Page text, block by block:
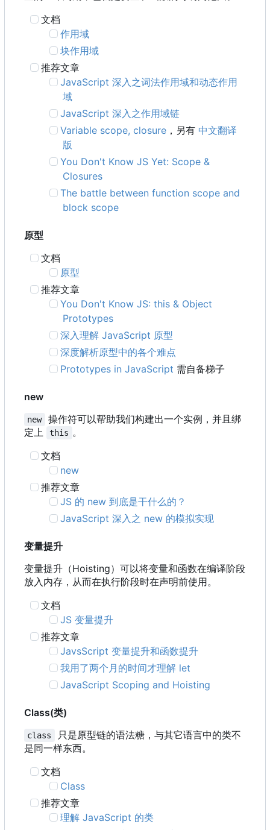
文档
作用域
块作用域
推荐文章
JavaScript 深入之词法作用域和动态作用
域
JavaScript 深入之作用域链
Variable scope, closure ，另有 中文翻译
版
You Don't Know JS Yet: Scope &
Closures
The battle between function scope and
block scope
原型
文档
原型
推荐文章
You Don't Know JS: this & Object
Prototypes
深入理解 JavaScript 原型
深度解析原型中的各个难点
Prototypes in JavaScript 需自备梯子
new
new
操作符可以帮助我们构建出一个实例，并且绑
定上
this 。
文档
new
推荐文章
JS 的 new 到底是干什么的？
JavaScript 深入之 new 的模拟实现
变量提升
变量提升 （Hoisting） 可以将变量和函数在编译阶段
放入内存 ， 从而在执行阶段时在声明前使用。
文档
JS 变量提升
推荐文章
JavsScript 变量提升和函数提升
我用了两个月的时间才理解 let
JavaScript Scoping and Hoisting
Class(类)
class
只是原型链的语法糖，与其它语言中的类不
是同一样东西。
文档
Class
推荐文章
理解 JavaScript 的类